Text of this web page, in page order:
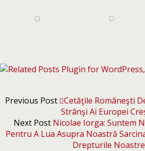
Previous Post Cetăţile Româneşti
Strânşi Ai Europei
Next Post Nicolae Iorga: Suntem
Pentru A Lua Asupra Noastră
Drepturile